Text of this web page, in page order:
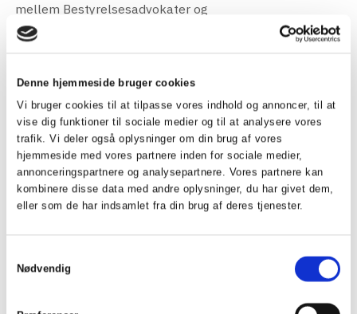
Denne hjemmeside bruger cookies
Vi bruger cookies til at tilpasse vores indhold og annoncer, til at
vise dig funktioner til sociale medier og til at analysere vores
trafik. Vi deler også oplysninger om din brug af vores
hjemmeside med vores partnere inden for sociale medier,
annonceringspartnere og analysepartnere. Vores partnere kan
kombinere disse data med andre oplysninger, du har givet dem,
eller som de har indsamlet fra din brug af deres tjenester.
Nødvendig
mellem Bestyrelsesadvokater og
Bestyrelsesadvokaters administrator, som fastlægger
opgavernes nærmere omfang.
3.2
Bestyrelsesadvokater har hjemsted i København.
3.3
Bestyrelsesadvokater tegnes af (i) formanden og
næstformanden i forening, (ii) formanden i forening med
et andet bestyrelsesmedlem eller (iii) næstformanden i
forening med et andet bestyrelsesmedlem.
og andre offentlige fortegnelser m.v.